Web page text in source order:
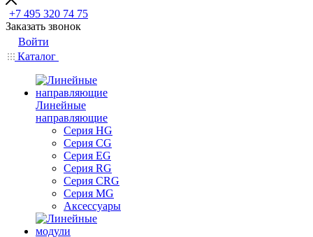
+7 495 320 74 75
Заказать звонок
Войти
Каталог
Линейные
направляющие
Серия HG
Серия CG
Серия EG
Серия RG
Серия CRG
Серия MG
Аксессуары